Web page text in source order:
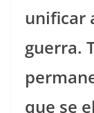
unificar
guerra.
que se